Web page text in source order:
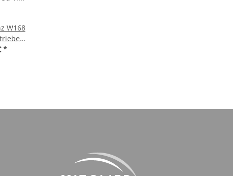
W168
1.
*